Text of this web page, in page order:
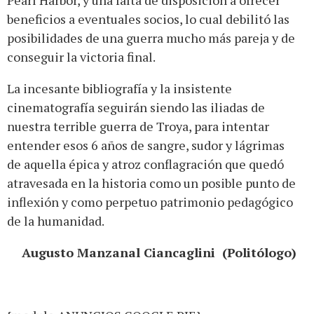
beneficios a eventuales socios, lo cual debilitó las
posibilidades de una guerra mucho más pareja y de
conseguir la victoria final.
La incesante bibliografía y la insistente
cinematografía seguirán siendo las iliadas de
nuestra terrible guerra de Troya, para intentar
entender esos 6 años de sangre, sudor y lágrimas
de aquella épica y atroz conflagración que quedó
atravesada en la historia como un posible punto de
inflexión y como perpetuo patrimonio pedagógico
de la humanidad.
Augusto Manzanal Ciancaglini (Politólogo)